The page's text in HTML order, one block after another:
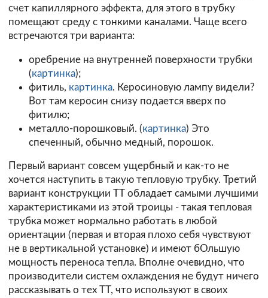
счет капиллярного эффекта, для этого в трубку
помещают среду с тонкими каналами. Чаще всего
встречаются три варианта:
оребрение на внутренней поверхности трубки
(картинка);
фитиль, картинка. Керосиновую лампу видели?
Вот там керосин снизу подается вверх по
фитилю;
металло-порошковый. (картинка) Это
спеченный, обычно медный, порошок.
Первый вариант совсем ущербный и как-то не
хочется наступить в такую тепловую трубку. Третий
вариант конструкции ТТ обладает самыми лучшими
характеристиками из этой троицы - такая тепловая
трубка может нормально работать в любой
ориентации (первая и вторая плохо себя чувствуют
не в вертикальной установке) и имеют бОльшую
мощность переноса тепла. Вполне очевидно, что
производители систем охлаждения не будут ничего
рассказывать о тех ТТ, что используют в своих